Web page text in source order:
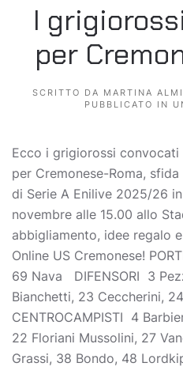
I
per
SCRITTO DA MARTINA ALMI
PUBBLICATO IN
Ecco i grigiorossi
per Cremonese-Roma,
di Serie A Enilive 2025/26
novembre alle 15.00 allo
abbigliamento, idee regalo
Online US Cremonese!
69 Nava DIFENSORI 3
Bianchetti, 23 Ceccherini,
CENTROCAMPISTI 4
22 Floriani Mussolini, 27
Grassi, 38 Bondo, 48